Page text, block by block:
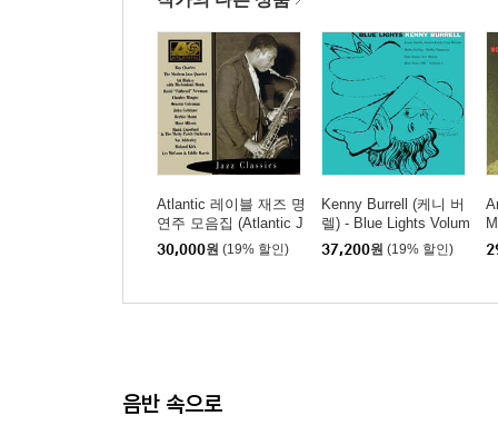
Atlantic 레이블 재즈 명
연주 모음집 (Atlantic J
azz Classics)
30,000원 (19% 할인)
Kenny Burrell (케니 버
렐) - Blue Lights Volum
e 1 [LP]
37,200원 (19% 할인)
음반 속으로